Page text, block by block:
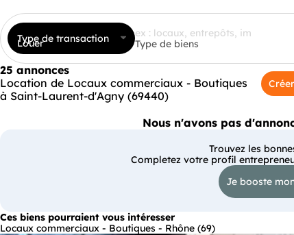
Type de transaction
Louer Type de biens
25 annonces
Location de Locaux commerciaux - Boutiques
à Saint-Laurent-d'Agny (69440)
Nous n'avons pas
Trouvez les
Completez votre profil
Je booste
Ces biens pourraient vous intéresser
Locaux commerciaux - Boutiques - Rhône (69)